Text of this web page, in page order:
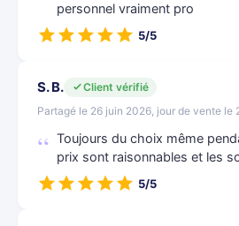
personnel vraiment pro
5/5
S. B.
Client vérifié
Partagé le 26 juin 2026, jour de vente le
Toujours du choix même
prix sont raisonnables et les
5/5